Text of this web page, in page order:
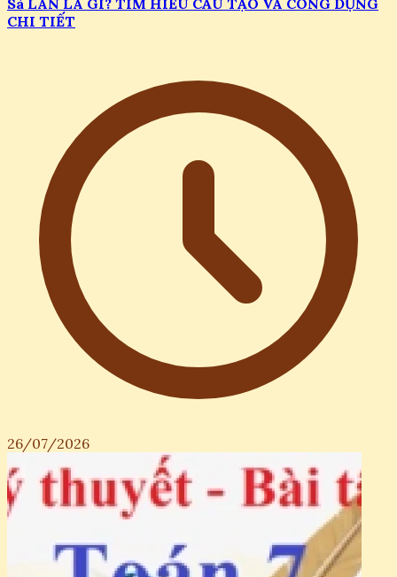
Sà LAN LÀ GÌ? TÌM HIỂU CẤU TẠO VÀ CÔNG DỤNG
CHI TIẾT
26/07/2026